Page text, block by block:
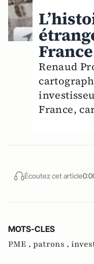
France
Renaud
France,
Écoutez cet article
MOTS-CLES
PME , patrons ,